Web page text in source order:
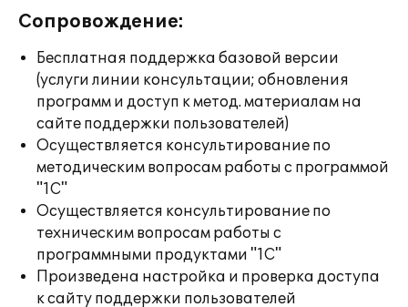
Сопровождение:
Бесплатная поддержка базовой версии
(услуги линии консультации; обновления
программ и доступ к метод. материалам на
сайте поддержки пользователей)
Осуществляется консультирование по
методическим вопросам работы с программой
"1С"
Осуществляется консультирование по
техническим вопросам работы с
программными продуктами "1С"
Произведена настройка и проверка доступа
к сайту поддержки пользователей